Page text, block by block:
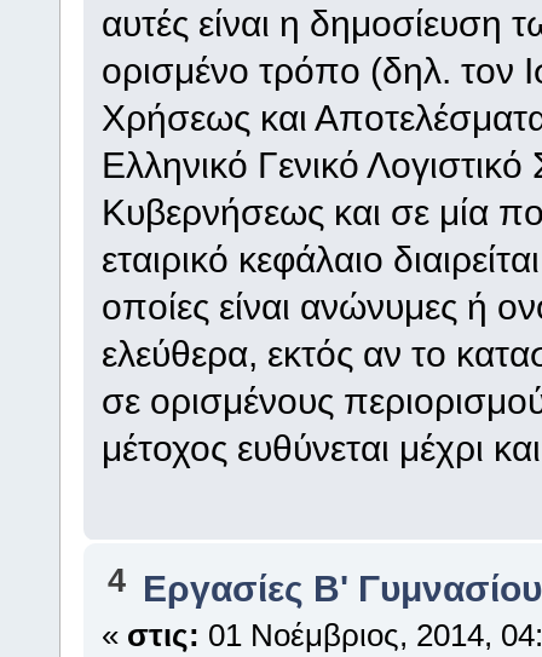
αυτές είναι η δημοσίευση
ορισμένο τρόπο (δηλ. τον
Χρήσεως και
Ελληνικό Γενικό
Κυβερνήσεως και σε μία
εταιρικό κεφάλαιο
οποίες είναι ανώνυμες ή
ελεύθερα, εκτός αν το
σε ορισμένους
μέτοχος ευθύνεται μέχρι
4 Eργασίες Β' Γυμνασίου
« στις: 01 Νοέμβριος, 2014,